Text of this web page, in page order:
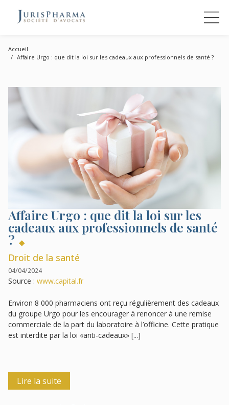
Accueil
Affaire Urgo : que dit la loi sur les cadeaux aux professionnels de santé ?
Affaire Urgo : que dit la loi sur les
cadeaux aux professionnels de santé
?
Droit de la santé
04/04/2024
Source : www.capital.fr
Environ 8 000 pharmaciens ont reçu régulièrement des cadeaux
du groupe Urgo pour les encourager à renoncer à une remise
commerciale de la part du laboratoire à l’officine. Cette pratique
est interdite par la loi «anti-cadeaux» [...]
Lire la suite